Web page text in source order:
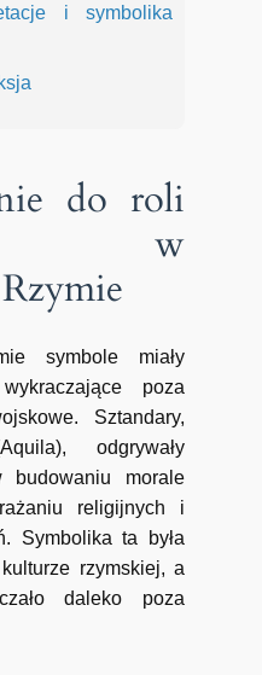
i symbolika
do roli
w
symbole miały
poza
Sztandary,
odgrywały
budowaniu morale
religijnych i
Symbolika ta była
rzymskiej, a
daleko poza